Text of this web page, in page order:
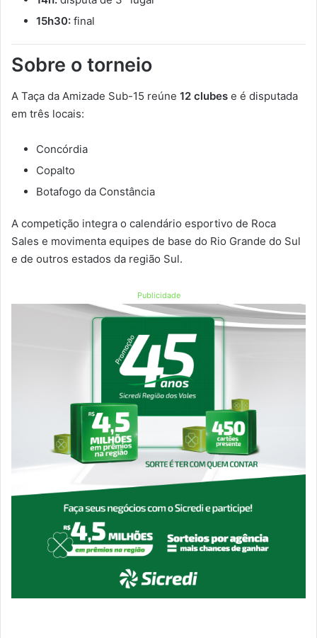
15h30: final
Sobre o torneio
A Taça da Amizade Sub-15 reúne 12 clubes e é disputada
em três locais:
Concórdia
Copalto
Botafogo da Constância
A competição integra o calendário esportivo de Roca
Sales e movimenta equipes de base do Rio Grande do Sul
e de outros estados da região Sul.
Publicidade